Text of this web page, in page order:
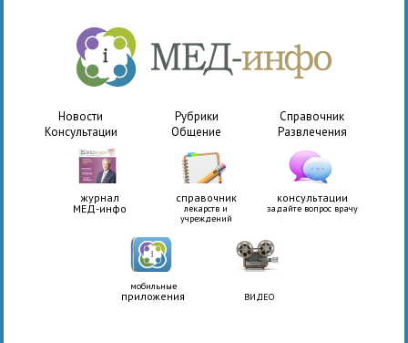
Новости Рубрики
Справочник
Консультации
Общение Развлечения
журнал
МЕД-инфо
справочник
лекарств и
учреждений
консультации
задайте вопрос врачу
мобильные
приложения ВИДЕО